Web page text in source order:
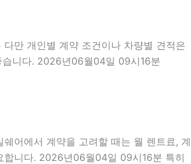
만 개인별 계약 조건이나 차량별 견적은
습니다. 2026년06월04일 09시16분
어에서 계약을 고려할 때는 월 렌트료, 계
합니다. 2026년06월04일 09시16분 특히